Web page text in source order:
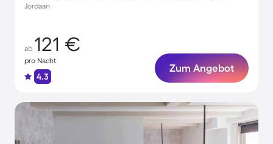
Jordaan
ab 121 €
pro Nacht
4.3
Zum Angebot